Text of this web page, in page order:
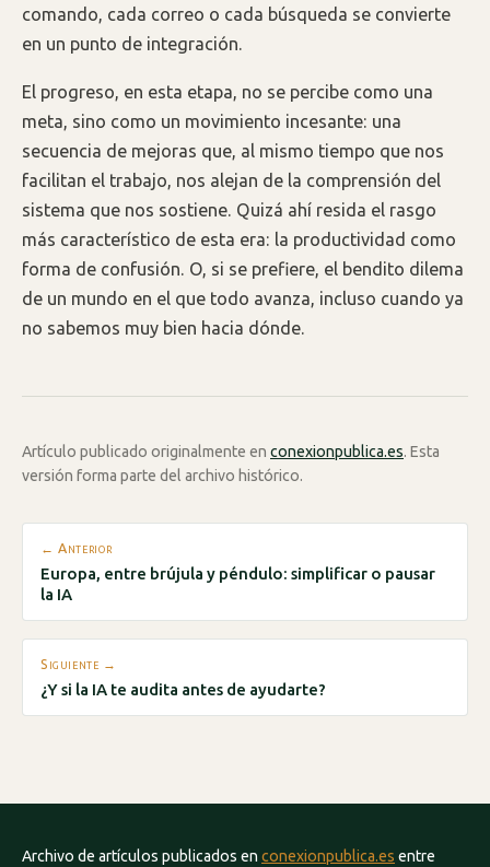
comando, cada correo o cada búsqueda se convierte
en un punto de integración.
El progreso, en esta etapa, no se percibe como una
meta, sino como un movimiento incesante: una
secuencia de mejoras que, al mismo tiempo que nos
facilitan el trabajo, nos alejan de la comprensión del
sistema que nos sostiene. Quizá ahí resida el rasgo
más característico de esta era: la productividad como
forma de confusión. O, si se prefiere, el bendito dilema
de un mundo en el que todo avanza, incluso cuando ya
no sabemos muy bien hacia dónde.
Artículo publicado originalmente en conexionpublica.es. Esta
versión forma parte del archivo histórico.
← Anterior
Europa, entre brújula y péndulo: simplificar o pausar
la IA
Siguiente →
¿Y si la IA te audita antes de ayudarte?
Archivo de artículos publicados en conexionpublica.es entre